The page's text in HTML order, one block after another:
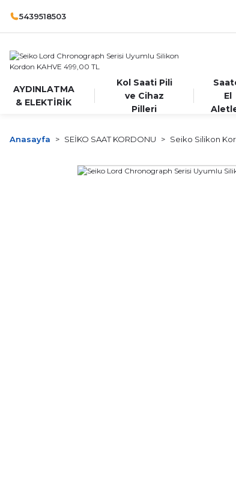
5439518503
AYDINLATMA
& ELEKTİRİK
Kol Saati Pili
ve Cihaz
Pilleri
El
Anasayfa SEİKO SAAT KORDONU Seiko Silikon